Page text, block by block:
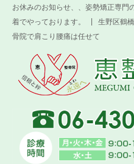
お休みのお知らせ、、姿勢矯正専門
着でやっております。 | 生野区鶴
骨院で肩こり腰痛は任せて